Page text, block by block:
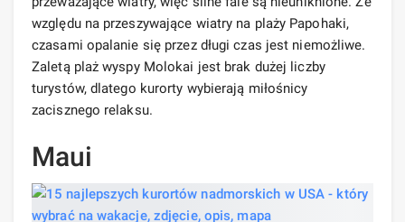
względu na przeszywające wiatry na plaży Papohaki,
czasami opalanie się przez długi czas jest niemożliwe.
Zaletą plaż wyspy Molokai jest brak dużej liczby
turystów, dlatego kurorty wybierają miłośnicy
zacisznego relaksu.
Maui